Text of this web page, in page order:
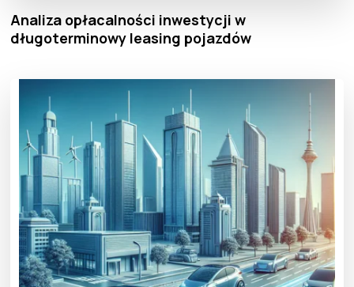
Analiza opłacalności inwestycji w
długoterminowy leasing pojazdów